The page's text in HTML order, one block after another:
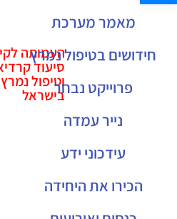
מאמר מערכת
חידושים בטיפול נמרץ
פרוייקט נבחר
נייר עמדה
עידכוני ידע
הכירו את היחידה
העמותה
סיעוד
וטיפול נמרץ
בישראל